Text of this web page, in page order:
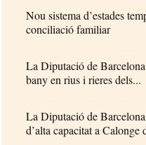
Nou sistema d’estades
conciliació familiar
La Diputació de
bany en rius i rieres dels...
La Diputació de
d’alta capacitat a Calonge